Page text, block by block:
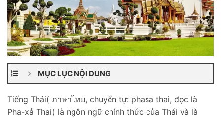
MỤC LỤC NỘI DUNG
Tiếng Thái( ภาษาไทย, chuyển tự: phasa thai, đọc là
Pha-xả Thai) là ngôn ngữ chính thức của Thái và là